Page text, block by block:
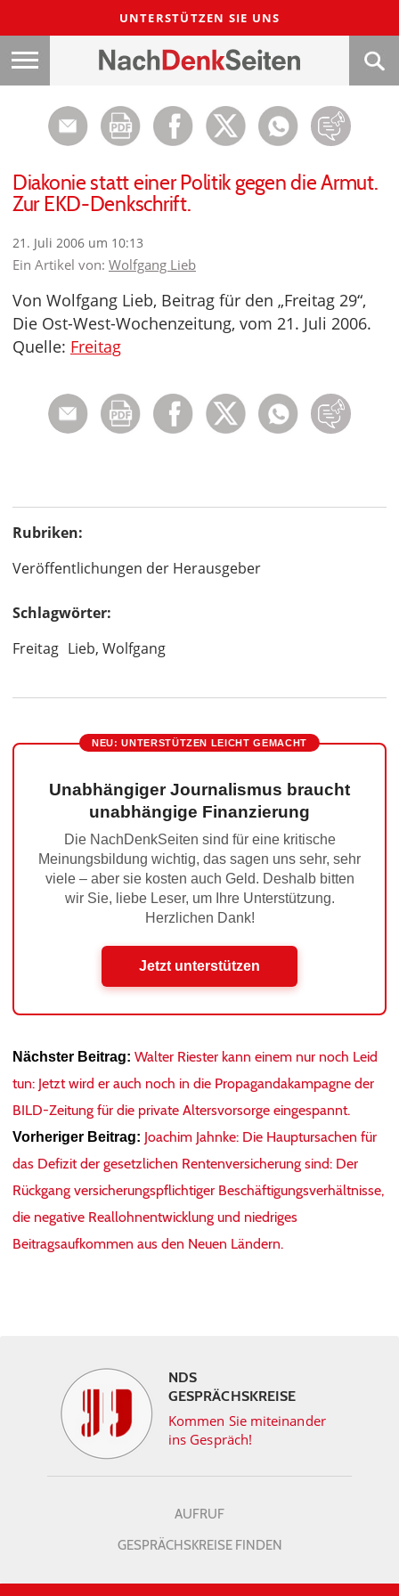
UNTERSTÜTZEN SIE UNS
Diakonie statt einer Politik gegen die Armut.
Zur EKD-Denkschrift.
21. Juli 2006 um 10:13
Ein Artikel von: Wolfgang Lieb
Von Wolfgang Lieb, Beitrag für den „Freitag 29“,
Die Ost-West-Wochenzeitung, vom 21. Juli 2006.
Quelle: Freitag
Rubriken:
Veröffentlichungen der Herausgeber
Schlagwörter:
Freitag Lieb, Wolfgang
NEU: UNTERSTÜTZEN LEICHT GEMACHT
Unabhängiger Journalismus braucht
unabhängige Finanzierung
Die NachDenkSeiten sind für eine kritische
Meinungsbildung wichtig, das sagen uns sehr, sehr
viele – aber sie kosten auch Geld. Deshalb bitten
wir Sie, liebe Leser, um Ihre Unterstützung.
Herzlichen Dank!
Jetzt unterstützen
Nächster Beitrag: Walter Riester kann einem nur noch Leid
tun: Jetzt wird er auch noch in die Propagandakampagne der
BILD-Zeitung für die private Altersvorsorge eingespannt.
Vorheriger Beitrag: Joachim Jahnke: Die Hauptursachen für
das Defizit der gesetzlichen Rentenversicherung sind: Der
Rückgang versicherungspflichtiger Beschäftigungsverhältnisse,
die negative Reallohnentwicklung und niedriges
Beitragsaufkommen aus den Neuen Ländern.
NDS
GESPRÄCHSKREISE
Kommen Sie miteinander
ins Gespräch!
AUFRUF
GESPRÄCHSKREISE FINDEN